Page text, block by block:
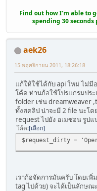
Find out how I'm able to
spending 30 seconds
aek26
15 พฤศจิกายน 2011, 18:26:18
แก้ให้ใช้ได้กับ api ใหม่ ไม่มี
โค้ด ท่านก้อใช้โปรแกรมปร
folder เช่น dreamweaver
ทั้งสคลิป น่าจะมี 2 file นะโด
request ไปยัง อเมซอน รูป
โค้ด เลือก
$request_dirty =
เราก้อจัดการมันครับ โดยเ
tag ไปด้วย) จะได้เป็นลักษณ